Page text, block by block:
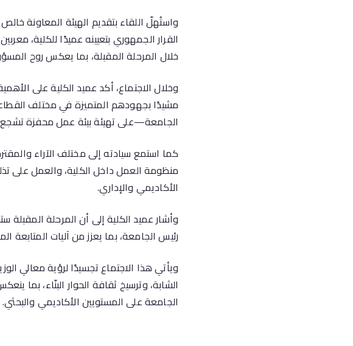
واستُهلّ اللقاء بتقديم الهيئة المعاونة
القرار الجمهوري بتعيينه عميدًا للكلية،
خلال المرحلة المقبلة، بما يعكس روح
وخلال الاجتماع، أكد عميد الكلية على
مشيدًا بجهودهم المتميزة في مختلف
الجامعة—على تهيئة بيئة عمل محفزة تشجع
كما استمع سيادته إلى مختلف الآراء
منظومة العمل داخل الكلية، والعمل على
الأكاديمي والإداري.
وأشار عميد الكلية إلى أن المرحلة المقبلة
رئيس الجامعة، بما يعزز من آليات المتابعة
ويأتي هذا الاجتماع تجسيدًا لرؤية معالي
الشابة، وترسيخ ثقافة الحوار البنّاء، بما
الجامعة على المستويين الأكاديمي والبحثي.